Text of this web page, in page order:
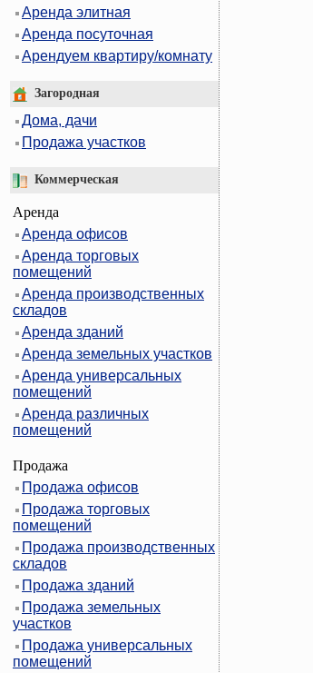
Аренда элитная
Аренда посуточная
Арендуем квартиру/комнату
Загородная
Дома, дачи
Продажа участков
Коммерческая
Аренда
Аренда офисов
Аренда торговых
помещений
Аренда производственных
складов
Аренда зданий
Аренда земельных участков
Аренда универсальных
помещений
Аренда различных
помещений
Продажа
Продажа офисов
Продажа торговых
помещений
Продажа производственных
складов
Продажа зданий
Продажа земельных
участков
Продажа универсальных
помещений